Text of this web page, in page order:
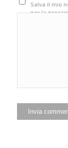
Salva il mio
per la